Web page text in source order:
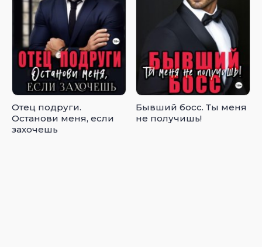
Отец подруги.
Останови меня, если
захочешь
Бывший босс. Ты меня
не получишь!